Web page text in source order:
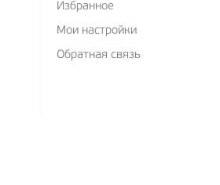
Избранное
Мои настройки
Обратная связь